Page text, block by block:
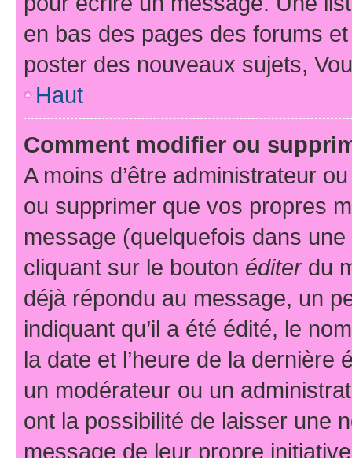
en bas des pages des forums
poster des nouveaux sujets,
Haut
Comment modifier ou
A moins d’être administrateur
ou supprimer que vos propres
message (quelquefois dans
cliquant sur le bouton éditerdu
déjà répondu au message, un
indiquant qu’il a été édité, le
la date et l’heure de la dernière
un modérateur ou un
ont la possibilité de laisser une
message de leur propre